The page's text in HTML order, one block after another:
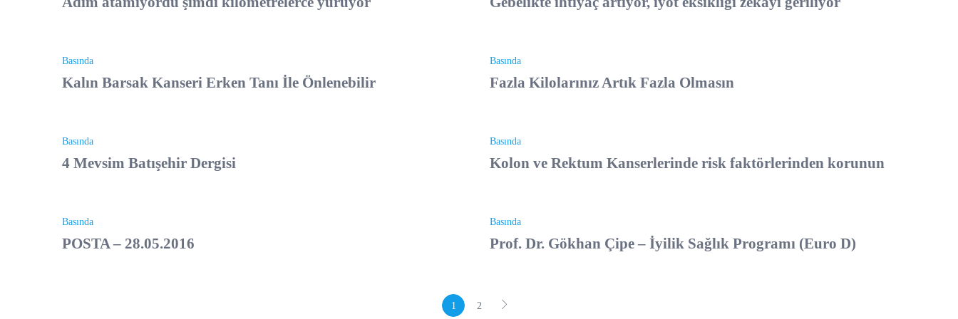
Basında
Kalın Barsak Kanseri Erken Tanı İle Önlenebilir
Basında
Fazla Kilolarınız Artık Fazla Olmasın
Basında
4 Mevsim Batışehir Dergisi
Basında
Kolon ve Rektum Kanserlerinde risk faktörlerinden korunun
Basında
POSTA – 28.05.2016
Basında
Prof. Dr. Gökhan Çipe – İyilik Sağlık Programı (Euro D)
1 2